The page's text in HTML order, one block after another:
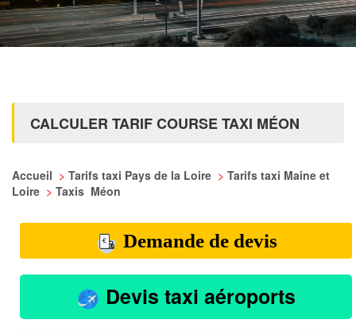
CALCULER TARIF COURSE TAXI MÉON
Accueil > Tarifs taxi Pays de la Loire > Tarifs taxi Maine et
Loire > Taxis Méon
Demande de devis
Devis taxi aéroports